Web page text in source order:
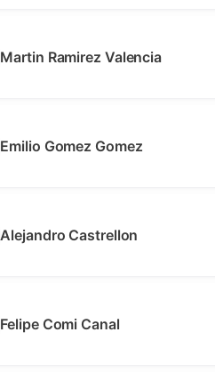
Martin Ramirez Valencia
Emilio Gomez Gomez
Alejandro Castrellon
Felipe Comi Canal